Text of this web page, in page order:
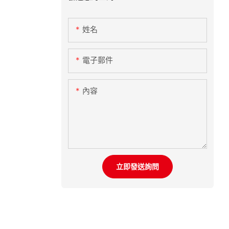
姓名
電子郵件
內容
立即發送詢問